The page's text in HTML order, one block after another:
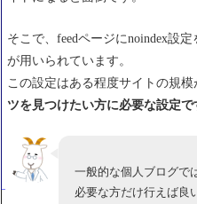
そこで、feedページにnoindex設
が用いられています。
この設定はある程度サイトの規模
ツを見つけたい方に必要な設定で
一般的な個人ブログで
必要な方だけ行えば良